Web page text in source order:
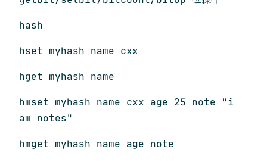
hash
hset myhash name cxx
hget myhash name
hmset myhash name cxx age 25 note "i
am notes"
hmget myhash name age note